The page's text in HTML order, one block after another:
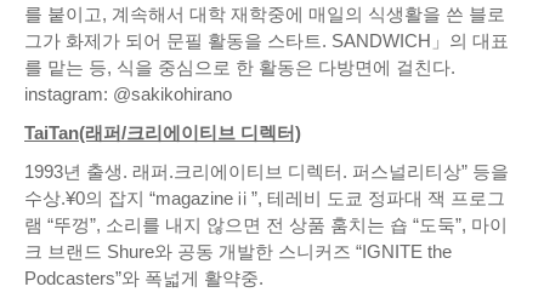
를 붙이고, 계속해서 대학 재학중에 매일의 식생활을 쓴 블로
그가 화제가 되어 문필 활동을 스타트. SANDWICH」의 대표
를 맡는 등, 식을 중심으로 한 활동은 다방면에 걸친다.
instagram: @sakikohirano
TaiTan(래퍼/크리에이티브 디렉터)
1993년 출생. 래퍼.크리에이티브 디렉터. 퍼스널리티상” 등을
수상.¥0의 잡지 “magazineⅱ”, 테레비 도쿄 정파대 잭 프로그
램 “뚜껑”, 소리를 내지 않으면 전 상품 훔치는 숍 “도둑”, 마이
크 브랜드 Shure와 공동 개발한 스니커즈 “IGNITE the
Podcasters”와 폭넓게 활약중.